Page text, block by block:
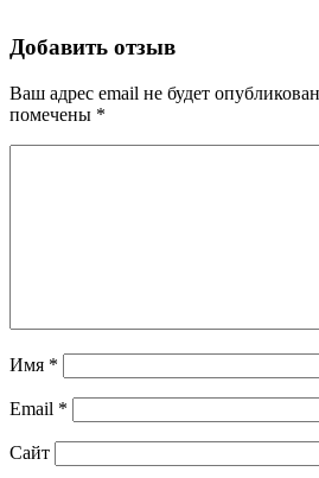
Добавить отзыв
Ваш адрес email не будет
помечены *
Имя *
Email *
Сайт